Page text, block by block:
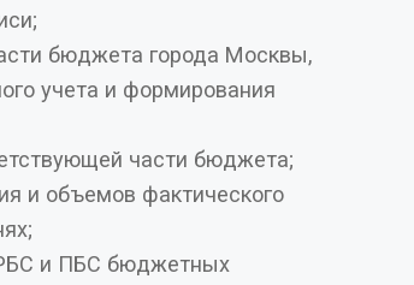
бюджета города Москвы,
учета и формирования
части бюджета;
и объемов фактического
и ПБС бюджетных